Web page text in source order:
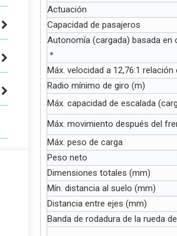
Actuación
Capacidad de pasajeros
Autonomía (cargada) basada en
＊
Máx. velocidad a 12,76:1
Radio mínimo de giro (m)
Máx. capacidad de escalada
Máx. movimiento después del
Máx. peso de carga
Peso neto
Dimensiones totales (mm)
Mín. distancia al suelo (mm)
Distancia entre ejes (mm)
Banda de rodadura de la rueda